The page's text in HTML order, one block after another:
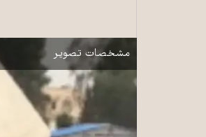
نمایش
مشخصات تصویر